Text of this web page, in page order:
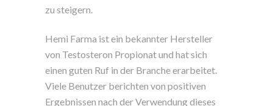
zu steigern.
Hemi Farma ist ein bekannter Hersteller
von Testosteron Propionat und hat sich
einen guten Ruf in der Branche erarbeitet.
Viele Benutzer berichten von positiven
Ergebnissen nach der Verwendung dieses